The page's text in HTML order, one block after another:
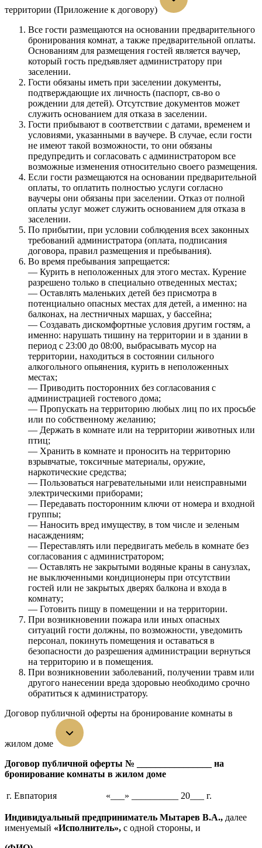
территории (Приложение к договору)
Все гости размещаются на основании предварительного
бронирования комнат, а также предварительной оплаты.
Основаниям для размещения гостей является ваучер,
который гость предъявляет администратору при
заселении.
Гости обязаны иметь при заселении документы,
подтверждающие их личность (паспорт, св-во о
рождении для детей). Отсутствие документов может
служить основанием для отказа в заселении.
Гости прибывают в соответствии с датами, временем и
условиями, указанными в ваучере. В случае, если гости
не имеют такой возможности, то они обязаны
предупредить и согласовать с администратором все
возможные изменения относительно своего размещения.
Если гости размещаются на основании предварительной
оплаты, то оплатить полностью услуги согласно
ваучеры они обязаны при заселении. Отказ от полной
оплаты услуг может служить основанием для отказа в
заселении.
По прибытии, при условии соблюдения всех законных
требований администратора (оплата, подписания
договора, правил размещения и пребывания).
Во время пребывания запрещается:
— Курить в неположенных для этого местах. Курение
разрешено только в специально отведенных местах;
— Оставлять маленьких детей без присмотра в
потенциально опасных местах для детей, а именно: на
балконах, на лестничных маршах, у бассейна;
— Создавать дискомфортные условия другим гостям, а
именно: нарушать тишину на территории и в здании в
период с 23:00 до 08:00, выбрасывать мусор на
территории, находиться в состоянии сильного
алкогольного опьянения, курить в неположенных
местах;
— Приводить посторонних без согласования с
администрацией гостевого дома;
— Пропускать на территорию любых лиц по их просьбе
или по собственному желанию;
— Держать в комнате или на территории животных или
птиц;
— Хранить в комнате и проносить на территорию
взрывчатые, токсичные материалы, оружие,
наркотические средства;
— Пользоваться нагревательными или неисправными
электрическими приборами;
— Передавать посторонним ключи от номера и входной
группы;
— Наносить вред имуществу, в том числе и зеленым
насаждениям;
— Переставлять или передвигать мебель в комнате без
согласования с администратором;
— Оставлять не закрытыми водяные краны в санузлах,
не выключенными кондиционеры при отсутствии
гостей или не закрытых дверях балкона и входа в
комнату;
— Готовить пищу в помещении и на территории.
При возникновении пожара или иных опасных
ситуаций гости должны, по возможности, уведомить
персонал, покинуть помещения и оставаться в
безопасности до разрешения администрации вернуться
на территорию и в помещения.
При возникновении заболеваний, получении травм или
другого нанесении вреда здоровью необходимо срочно
обратиться к администратору.
Договор публичной оферты на бронирование комнаты в
жилом доме
Договор публичной оферты № ________________ на
бронирование комнаты в жилом доме
г. Евпатория «___» __________ 20___ г.
Индивидуальный предприниматель Мытарев В.А., далее
именуемый «Исполнитель», с одной стороны, и